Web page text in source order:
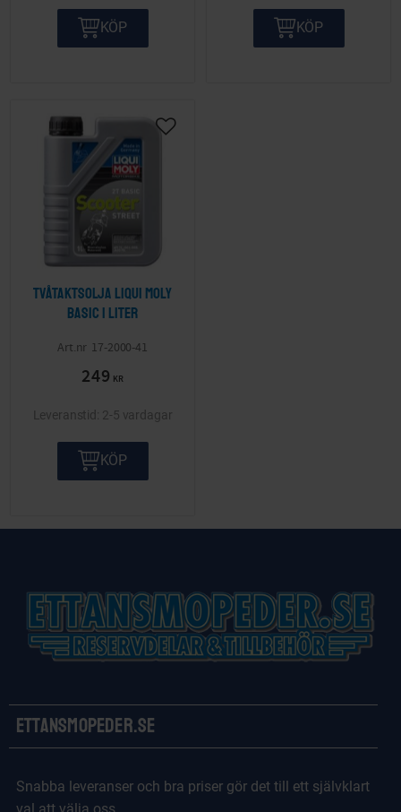
KÖP KÖP
Tvåtaktsolja Liqui Moly
Basic 1 liter
17-2000-41
249 KR
Lägg till i önskelista
2-5 vardagar
KÖP
Ettansmopeder.se
Snabba leveranser och bra priser gör det till ett självklart